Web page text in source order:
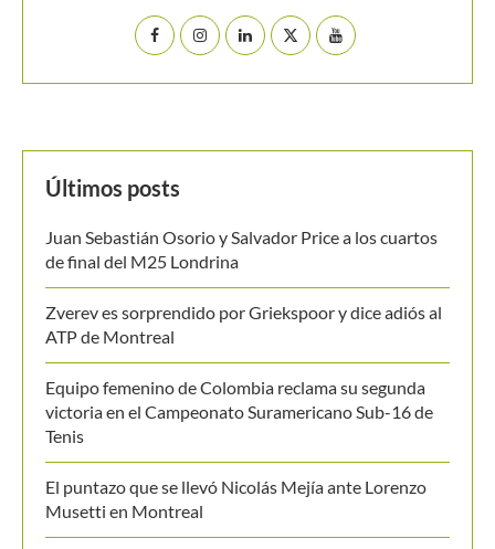
Últimos posts
Juan Sebastián Osorio y Salvador Price a los cuartos
de final del M25 Londrina
Zverev es sorprendido por Griekspoor y dice adiós al
ATP de Montreal
Equipo femenino de Colombia reclama su segunda
victoria en el Campeonato Suramericano Sub-16 de
Tenis
El puntazo que se llevó Nicolás Mejía ante Lorenzo
Musetti en Montreal